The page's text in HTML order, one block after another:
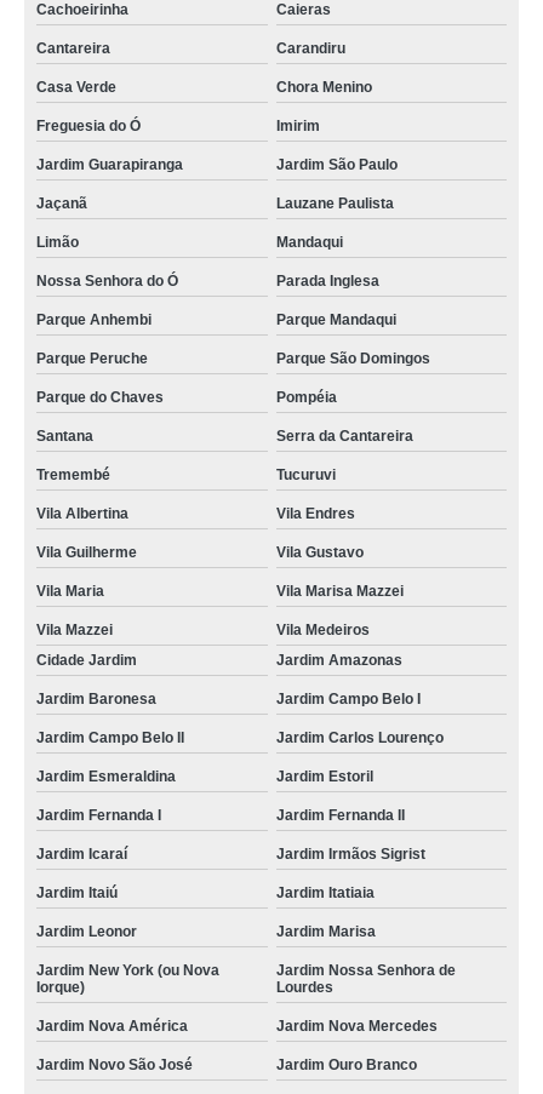
Cachoeirinha Caieras
Cantareira Carandiru
Casa Verde Chora Menino
Freguesia do Ó Imirim
Jardim Guarapiranga Jardim São Paulo
Jaçanã Lauzane Paulista
Limão Mandaqui
Nossa Senhora do Ó Parada Inglesa
Parque Anhembi Parque Mandaqui
Parque Peruche Parque São Domingos
Parque do Chaves Pompéia
Santana Serra da Cantareira
Tremembé Tucuruvi
Vila Albertina Vila Endres
Vila Guilherme Vila Gustavo
Vila Maria Vila Marisa Mazzei
Vila Mazzei
Vila Medeiros
Cidade Jardim
Jardim Amazonas
Jardim Baronesa Jardim Campo Belo I
Jardim Campo Belo II Jardim Carlos Lourenço
Jardim Esmeraldina Jardim Estoril
Jardim Fernanda I Jardim Fernanda II
Jardim Icaraí Jardim Irmãos Sigrist
Jardim Itaiú Jardim Itatiaia
Jardim Leonor Jardim Marisa
Jardim New York (ou Nova
Iorque)
Jardim Nossa Senhora de
Lourdes
Jardim Nova América Jardim Nova Mercedes
Jardim Novo São José Jardim Ouro Branco